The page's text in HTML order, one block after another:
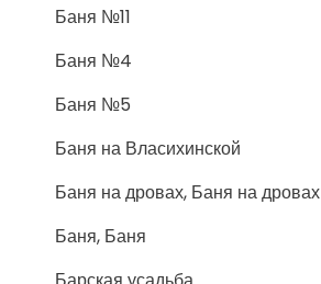
Баня №11
Баня №4
Баня №5
Баня на Власихинской
Баня на дровах, Баня на дровах
Баня, Баня